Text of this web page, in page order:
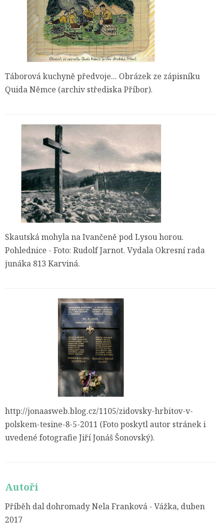
Táborová kuchyně předvoje... Obrázek ze zápisníku
Quida Němce (archiv střediska Příbor).
Skautská mohyla na Ivančeně pod Lysou horou.
Pohlednice - Foto: Rudolf Jarnot. Vydala Okresní rada
junáka 813 Karviná.
http://jonaasweb.blog.cz/1105/zidovsky-hrbitov-v-
polskem-tesine-8-5-2011 (Foto poskytl autor stránek i
uvedené fotografie Jiří Jonáš Šonovský).
Autoři
Příběh dal dohromady Nela Franková - Vážka, duben
2017